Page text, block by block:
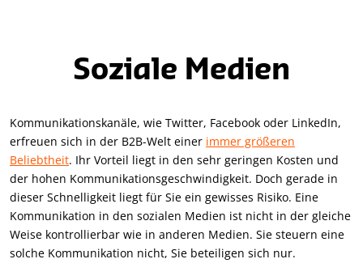
Soziale Medien
Kommunikationskanäle, wie Twitter, Facebook oder LinkedIn,
erfreuen sich in der B2B-Welt einer immer größeren
Beliebtheit. Ihr Vorteil liegt in den sehr geringen Kosten und
der hohen Kommunikationsgeschwindigkeit. Doch gerade in
dieser Schnelligkeit liegt für Sie ein gewisses Risiko. Eine
Kommunikation in den sozialen Medien ist nicht in der gleiche
Weise kontrollierbar wie in anderen Medien. Sie steuern eine
solche Kommunikation nicht, Sie beteiligen sich nur.